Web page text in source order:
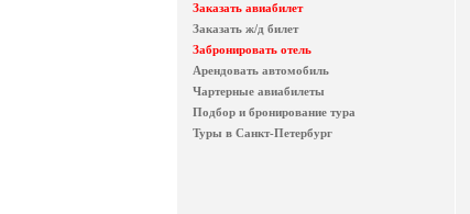
Заказать авиабилет
Заказать ж/д билет
Забронировать отель
Арендовать автомобиль
Чартерные авиабилеты
Подбор и бронирование тура
Туры в Санкт-Петербург